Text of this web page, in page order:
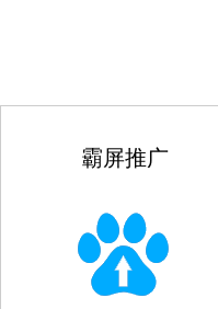
霸屏推广